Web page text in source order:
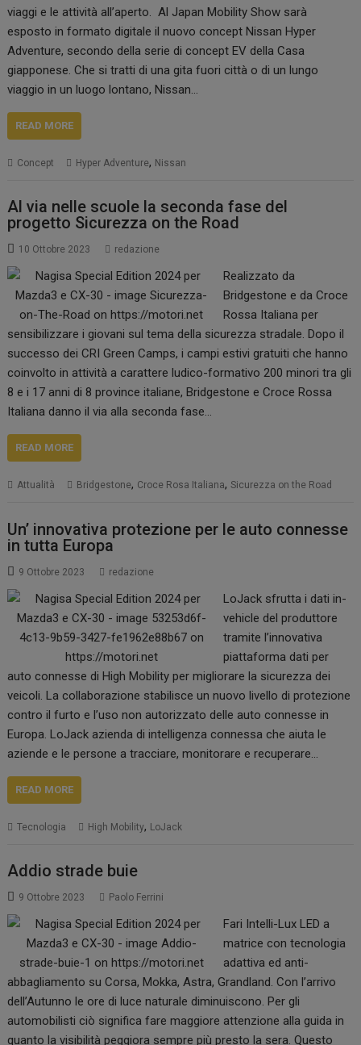
viaggi e le attività all’aperto. Al Japan Mobility Show sarà
esposto in formato digitale il nuovo concept Nissan Hyper
Adventure, secondo della serie di concept EV della Casa
giapponese. Che si tratti di una gita fuori città o di un lungo
viaggio in un luogo lontano, Nissan…
READ MORE
Concept Hyper Adventure, Nissan
Al via nelle scuole la seconda fase del
progetto Sicurezza on the Road
10 Ottobre 2023 redazione
Realizzato da
Bridgestone e da Croce
Rossa Italiana per
sensibilizzare i giovani sul tema della sicurezza stradale. Dopo il
successo dei CRI Green Camps, i campi estivi gratuiti che hanno
coinvolto in attività a carattere ludico-formativo 200 minori tra gli
8 e i 17 anni di 8 province italiane, Bridgestone e Croce Rossa
Italiana danno il via alla seconda fase…
READ MORE
Attualità Bridgestone, Croce Rosa Italiana,Sicurezza on the Road
Un’ innovativa protezione per le auto connesse
in tutta Europa
9 Ottobre 2023 redazione
LoJack sfrutta i dati in-
vehicle del produttore
tramite l’innovativa
piattaforma dati per
auto connesse di High Mobility per migliorare la sicurezza dei
veicoli. La collaborazione stabilisce un nuovo livello di protezione
contro il furto e l’uso non autorizzato delle auto connesse in
Europa. LoJack azienda di intelligenza connessa che aiuta le
aziende e le persone a tracciare, monitorare e recuperare…
READ MORE
Tecnologia High Mobility, LoJack
Addio strade buie
9 Ottobre 2023 Paolo Ferrini
Fari Intelli-Lux LED a
matrice con tecnologia
adattiva ed anti-
abbagliamento su Corsa, Mokka, Astra, Grandland. Con l’arrivo
dell’Autunno le ore di luce naturale diminuiscono. Per gli
automobilisti ciò significa fare maggiore attenzione alla guida in
quanto la visibilità peggiora sempre più presto la sera. Questo